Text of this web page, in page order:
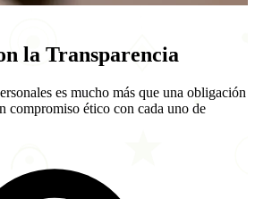
la Transparencia
es mucho más que una obligación
compromiso ético con cada uno de